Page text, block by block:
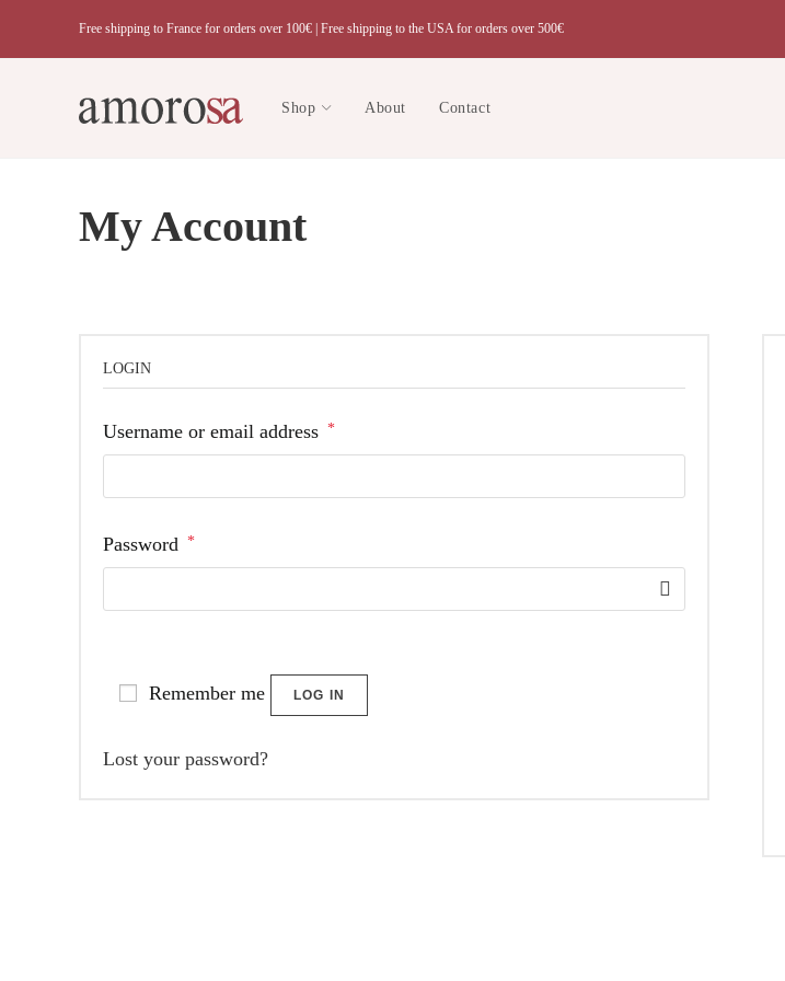
Free shipping to France for orders over 100€ | Free shipping to the USA for orders over 500€
Shop About Contact
My Account
LOGIN
Username or email address *Required
Password *Required
Remember me LOG IN
Lost your password?